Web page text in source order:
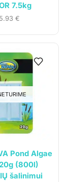
7.5kg
€
Pond Algae
(800l)
šalinimui